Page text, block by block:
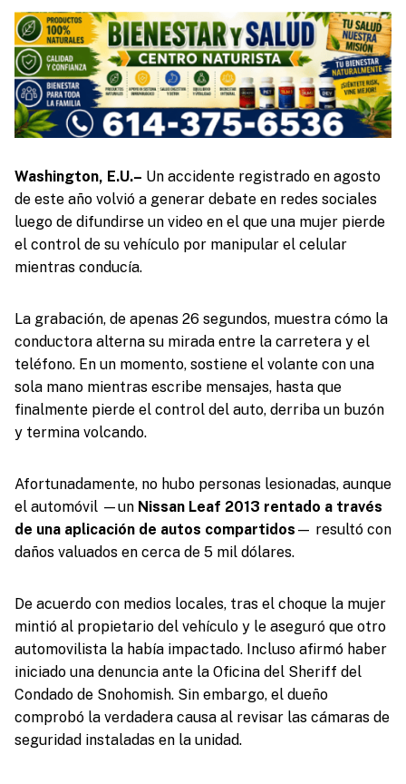
Washington, E.U.– Un accidente registrado en agosto
de este año volvió a generar debate en redes sociales
luego de difundirse un video en el que una mujer pierde
el control de su vehículo por manipular el celular
mientras conducía.
La grabación, de apenas 26 segundos, muestra cómo la
conductora alterna su mirada entre la carretera y el
teléfono. En un momento, sostiene el volante con una
sola mano mientras escribe mensajes, hasta que
finalmente pierde el control del auto, derriba un buzón
y termina volcando.
Afortunadamente, no hubo personas lesionadas, aunque
el automóvil —un Nissan Leaf 2013 rentado a través
de una aplicación de autos compartidos — resultó con
daños valuados en cerca de 5 mil dólares.
De acuerdo con medios locales, tras el choque la mujer
mintió al propietario del vehículo y le aseguró que otro
automovilista la había impactado. Incluso afirmó haber
iniciado una denuncia ante la Oficina del Sheriff del
Condado de Snohomish. Sin embargo, el dueño
comprobó la verdadera causa al revisar las cámaras de
seguridad instaladas en la unidad.